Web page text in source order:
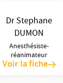
Dr Stephane
DUMON
Anesthésiste-
réanimateur
Voir la fiche